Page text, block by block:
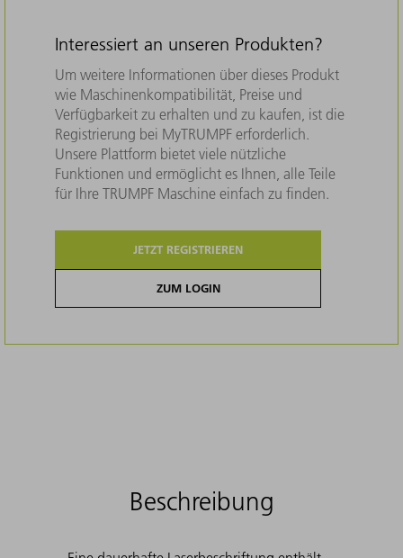
Interessiert an unseren Produkten?
Um weitere Informationen über dieses Produkt
wie Maschinenkompatibilität, Preise und
Verfügbarkeit zu erhalten und zu kaufen, ist die
Registrierung bei MyTRUMPF erforderlich.
Unsere Plattform bietet viele nützliche
Funktionen und ermöglicht es Ihnen, alle Teile
für Ihre TRUMPF Maschine einfach zu finden.
JETZT REGISTRIEREN
ZUM LOGIN
Beschreibung